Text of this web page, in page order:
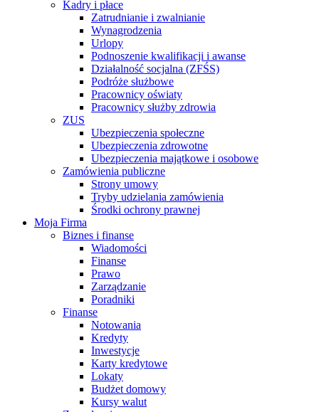
Kadry i płace
Zatrudnianie i zwalnianie
Wynagrodzenia
Urlopy
Podnoszenie kwalifikacji i awanse
Działalność socjalna (ZFŚS)
Podróże służbowe
Pracownicy oświaty
Pracownicy służby zdrowia
ZUS
Ubezpieczenia społeczne
Ubezpieczenia zdrowotne
Ubezpieczenia majątkowe i osobowe
Zamówienia publiczne
Strony umowy
Tryby udzielania zamówienia
Środki ochrony prawnej
Moja Firma
Biznes i finanse
Wiadomości
Finanse
Prawo
Zarządzanie
Poradniki
Finanse
Notowania
Kredyty
Inwestycje
Karty kredytowe
Lokaty
Budżet domowy
Kursy walut